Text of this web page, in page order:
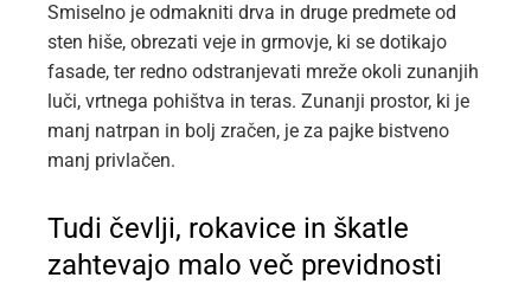
Smiselno je odmakniti drva in druge predmete od
sten hiše, obrezati veje in grmovje, ki se dotikajo
fasade, ter redno odstranjevati mreže okoli zunanjih
luči, vrtnega pohištva in teras. Zunanji prostor, ki je
manj natrpan in bolj zračen, je za pajke bistveno
manj privlačen.
Tudi čevlji, rokavice in škatle
zahtevajo malo več previdnosti